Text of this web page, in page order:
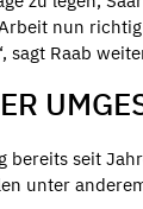
nun
sagt Raab
bereits seit
unter